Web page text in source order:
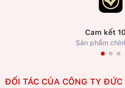
Cam kết
Sản phẩm
ĐỐI TÁC CỦA CÔNG TY ĐỨC